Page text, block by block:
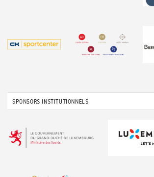
SPONSORS INSTITUTIONNELS